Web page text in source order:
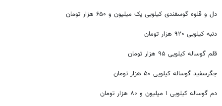
دل و قلوه گوسفندی کیلویی یک میلیون و ۶۵۰ هزار تومان
دنبه کیلویی ۹۲۰ هزار تومان
قلم گوساله کیلویی ۹۵ هزار تومان
جگرسفید گوساله کیلویی ۵۰ هزار تومان
دم گوساله کیلویی ۱ میلیون و ۸۰ هزار تومان